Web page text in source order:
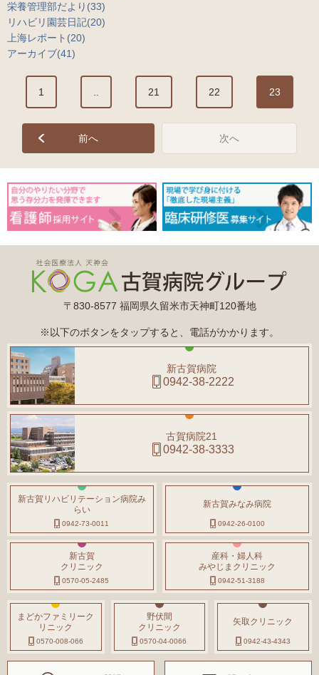
栄養管理部だより(33)
リハビリ園芸日記(20)
上海レポート(20)
アーカイブ(41)
1 21 22 23
前へ 次へ
〒830-8577 福岡県久留米市天神町120番地
※以下のボタンをタップすると、電話がかかります。
新古賀病院
0942-38-2222
古賀病院21
0942-38-3333
新古賀リハビリテーション病院み
らい
0942-73-0011
新古賀みなみ病院
0942-26-0100
新古賀
クリニック
0570-05-2485
産科・婦人科
みやじまクリニック
0942-51-3188
まどかファミリーク
リニック
0570-008-066
野伏間
クリニック
0570-04-0066
矢取クリニック
0942-43-4343